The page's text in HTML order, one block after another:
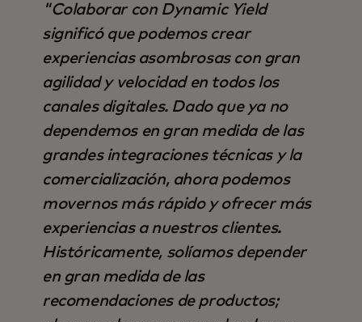
"Colaborar con Dynamic Yield
significó que podemos crear
experiencias asombrosas con gran
agilidad y velocidad en todos los
canales digitales. Dado que ya no
dependemos en gran medida de las
grandes integraciones técnicas y la
comercialización, ahora podemos
movernos más rápido y ofrecer más
experiencias a nuestros clientes.
Históricamente, solíamos depender
en gran medida de las
recomendaciones de productos;